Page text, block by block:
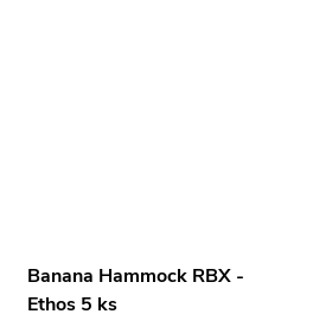
Banana Hammock RBX -
Ethos 5 ks